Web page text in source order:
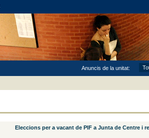
Anuncis de la unitat:
Eleccions per a vacant de PIF a Junta de Centre i